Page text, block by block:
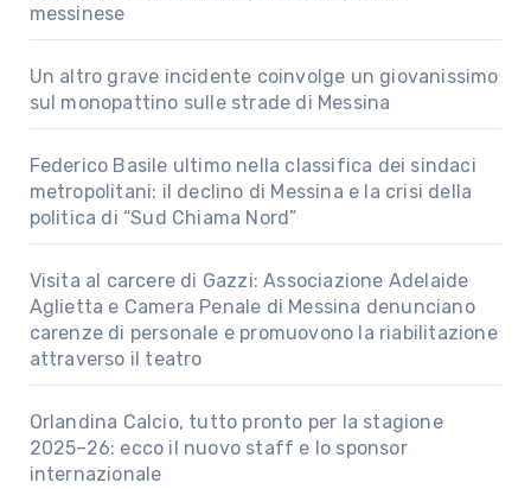
messinese
Un altro grave incidente coinvolge un giovanissimo
sul monopattino sulle strade di Messina
Federico Basile ultimo nella classifica dei sindaci
metropolitani: il declino di Messina e la crisi della
politica di “Sud Chiama Nord”
Visita al carcere di Gazzi: Associazione Adelaide
Aglietta e Camera Penale di Messina denunciano
carenze di personale e promuovono la riabilitazione
attraverso il teatro
Orlandina Calcio, tutto pronto per la stagione
2025–26: ecco il nuovo staff e lo sponsor
internazionale